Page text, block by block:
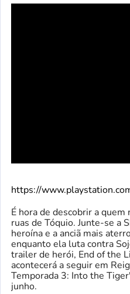
https://
É hora de descobrir a
ruas de Tóquio. Junte-se a
heroína e a anciã mais
enquanto ela luta contra
trailer de herói, End of the
acontecerá a seguir em
Temporada 3: Into the
junho.